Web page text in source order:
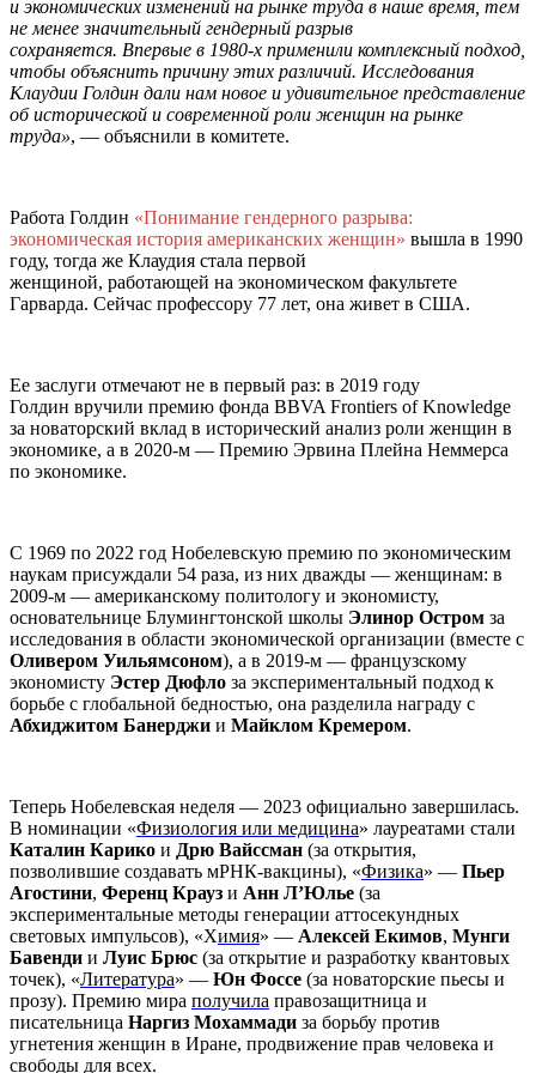
и экономических изменений на рынке труда в наше время, тем
не менее значительный гендерный разрыв
сохраняется. Впервые в 1980-х применили комплексный подход,
чтобы объяснить причину этих различий. Исследования
Клаудии Голдин дали нам новое и удивительное представление
об исторической и современной роли женщин на рынке
труда», — объяснили в комитете.
Работа Голдин «Понимание гендерного разрыва:
экономическая история американских женщин» вышла в 1990
году, тогда же Клаудия стала первой
женщиной, работающей на экономическом факультете
Гарварда. Сейчас профессору 77 лет, она живет в США.
Ее заслуги отмечают не в первый раз: в 2019 году
Голдин вручили премию фонда BBVA Frontiers of Knowledge
за новаторский вклад в исторический анализ роли женщин в
экономике, а в 2020-м — Премию Эрвина Плейна Неммерса
по экономике.
C 1969 по 2022 год Нобелевскую премию по экономическим
наукам присуждали 54 раза, из них дважды — женщинам: в
2009-м — американскому политологу и экономисту,
основательнице Блумингтонской школы Элинор Остром за
исследования в области экономической организации (вместе с
Оливером Уильямсоном), а в 2019-м — французскому
экономисту Эстер Дюфло за экспериментальный подход к
борьбе с глобальной бедностью, она разделила награду с
Абхиджитом Банерджи и Майклом Кремером.
Теперь Нобелевская неделя — 2023 официально завершилась.
В номинации «Физиология или медицина» лауреатами стали
Каталин Карико и Дрю Вайссман (за открытия,
позволившие создавать мРНК-вакцины), «Физика» — Пьер
Агостини, Ференц Крауз и Анн Л’Юлье (за
экспериментальные методы генерации аттосекундных
световых импульсов), «Химия» — Алексей Екимов, Мунги
Бавенди и Луиc Брюс (за открытие и разработку квантовых
точек), «Литература» — Юн Фоссе (за новаторские пьесы и
прозу). Премию мира получила правозащитница и
писательница Наргиз Мохаммади за борьбу против
угнетения женщин в Иране, продвижение прав человека и
свободы для всех.